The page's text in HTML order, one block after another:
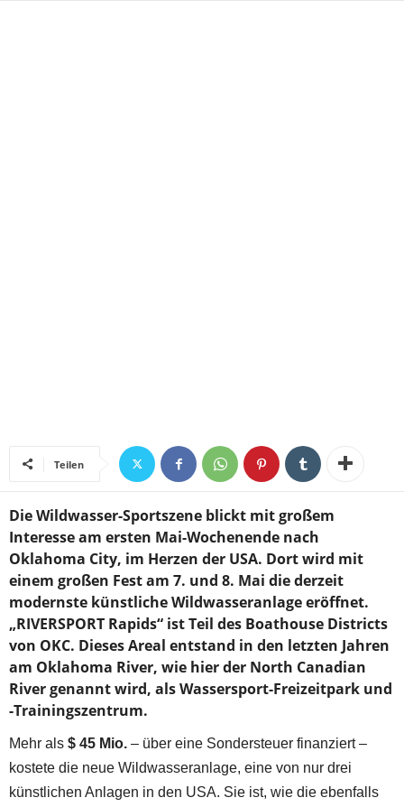
Teilen
Die Wildwasser-Sportszene blickt mit großem
Interesse am ersten Mai-Wochenende nach
Oklahoma City, im Herzen der USA. Dort wird mit
einem großen Fest am 7. und 8. Mai die derzeit
modernste künstliche Wildwasseranlage eröffnet.
„RIVERSPORT Rapids“ ist Teil des Boathouse Districts
von OKC. Dieses Areal entstand in den letzten Jahren
am Oklahoma River, wie hier der North Canadian
River genannt wird, als Wassersport-Freizeitpark und
-Trainingszentrum.
Mehr als $ 45 Mio. – über eine Sondersteuer finanziert –
kostete die neue Wildwasseranlage, eine von nur drei
künstlichen Anlagen in den USA. Sie ist, wie die ebenfalls